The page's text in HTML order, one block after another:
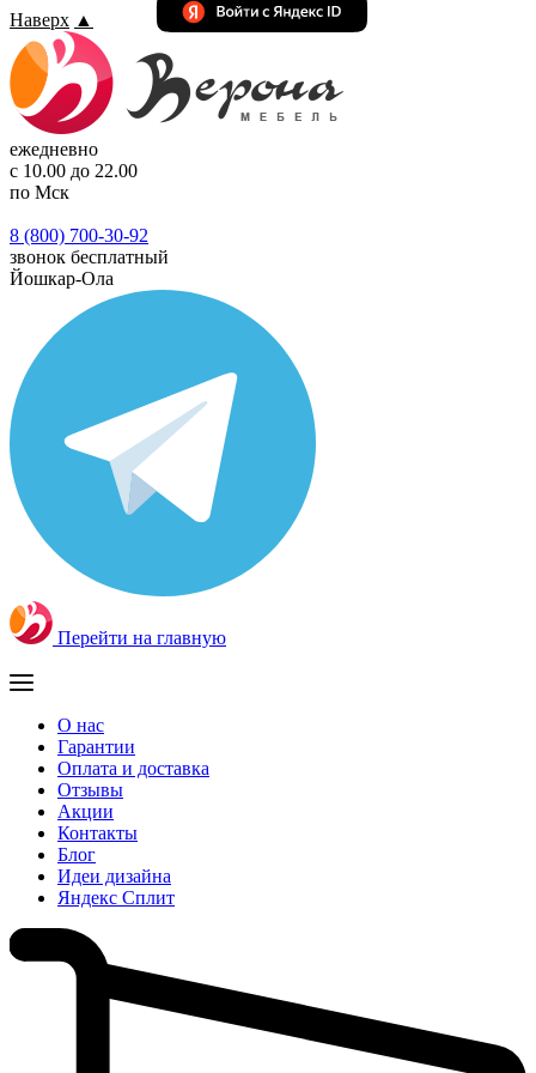
Наверх ▲
ежедневно
с 10.00 до 22.00
по Мск
8 (800) 700-30-92
звонок бесплатный
Йошкар-Ола
Перейти на главную
О нас
Гарантии
Оплата и доставка
Отзывы
Акции
Контакты
Блог
Идеи дизайна
Яндекс Сплит